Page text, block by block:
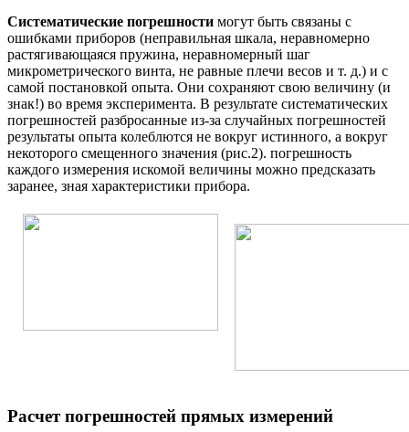
Систематические погрешности могут быть связаны с
ошибками приборов (неправильная шкала, неравномерно
растягивающаяся пружина, неравномерный шаг
микрометрического винта, не равные плечи весов и т. д.) и с
самой постановкой опыта. Они сохраняют свою величину (и
знак!) во время эксперимента. В результате систематических
погрешностей разбросанные из-за случайных погрешностей
результаты опыта колеблются не вокруг истинного, а вокруг
некоторого смещенного значения (рис.2). погрешность
каждого измерения искомой величины можно предсказать
заранее, зная характеристики прибора.
Расчет погрешностей прямых измерений